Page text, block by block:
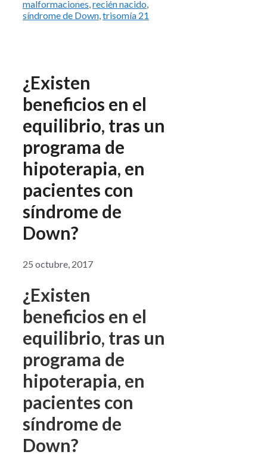
malformaciones recién nacido
síndrome de Down trisomía 21
¿Existen
beneficios en el
equilibrio, tras un
programa de
hipoterapia, en
pacientes con
síndrome de
Down?
25 octubre, 2017
¿Existen
beneficios en el
equilibrio, tras un
programa de
hipoterapia, en
pacientes con
síndrome de
Down?